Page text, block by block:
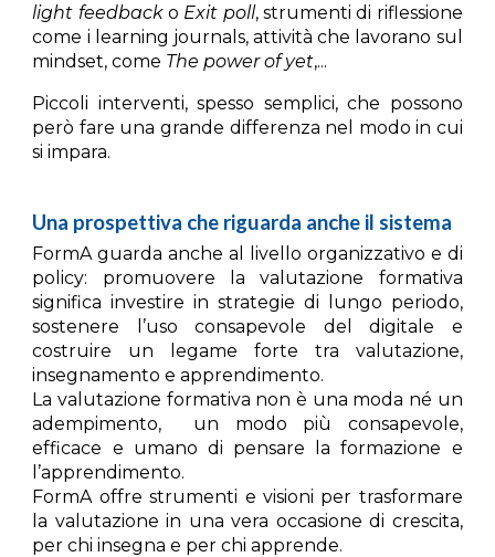
light feedbacko Exit poll, strumenti di riflessione
come i learning journals, attività che lavorano sul
mindset, come The power of yet,...
Piccoli interventi, spesso semplici, che possono
però fare una grande differenza nel modo in cui
si impara.
Una prospettiva che riguarda anche il sistema
FormA guarda anche al livello organizzativo e di
policy: promuovere la valutazione formativa
significa investire in strategie di lungo periodo,
sostenere l’uso consapevole del digitale e
costruire un legame forte tra valutazione,
insegnamento e apprendimento.
La valutazione formativa non è una moda né un
adempimento, un modo più consapevole,
efficace e umano di pensare la formazione e
l’apprendimento.
FormAoffre strumenti e visioni per trasformare
la valutazione in una vera occasione di crescita,
per chi insegna e per chi apprende.